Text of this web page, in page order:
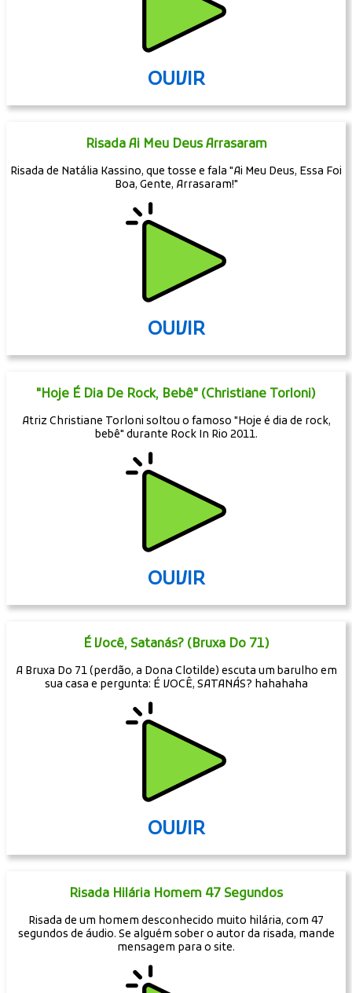
OUVIR
Risada Ai Meu Deus Arrasaram
Risada de Natália Kassino, que tosse e fala "Ai Meu Deus, Essa Foi
Boa, Gente, Arrasaram!"
OUVIR
"Hoje É Dia De Rock, Bebê" (Christiane Torloni)
Atriz Christiane Torloni soltou o famoso "Hoje é dia de rock,
bebê" durante Rock In Rio 2011.
OUVIR
É Você, Satanás? (Bruxa Do 71)
A Bruxa Do 71 (perdão, a Dona Clotilde) escuta um barulho em
sua casa e pergunta: É VOCÊ, SATANÁS? hahahaha
OUVIR
Risada Hilária Homem 47 Segundos
Risada de um homem desconhecido muito hilária, com 47
segundos de áudio. Se alguém sober o autor da risada, mande
mensagem para o site.